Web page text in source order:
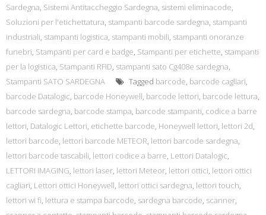
Sardegna, Sistemi Antitaccheggio Sardegna, sistemi eliminacode,
Soluzioni per l'etichettatura, stampanti barcode sardegna, stampanti
industriali, stampanti logistica, stampanti mobili, stampanti onoranze
funebri, Stampanti per card e badge, Stampanti per etichette, stampanti
per la logistica, Stampanti RFID, stampanti sato Cg408e sardegna,
Stampanti SATO SARDEGNA
Tagged barcode, barcode cagliari,
barcode Datalogic, barcode Honeywell, barcode lettori, barcode lettura,
barcode sardegna, barcode stampa, barcode stampanti, codice a barre
lettori, Datalogic Lettori, etichette barcode, Honeywell lettori, lettori 2d,
lettori barcode, lettori barcode METEOR, lettori barcode sardegna,
lettori barcode tascabili, lettori codice a barre, Lettori Datalogic,
LETTORI IMAGING, lettori laser, lettori Meteor, lettori ottici, lettori ottici
cagliari, Lettori ottici Honeywell, lettori ottici sardegna, lettori touch,
lettori wi fi, lettura e stampa barcode, sardegna barcode, scanner,